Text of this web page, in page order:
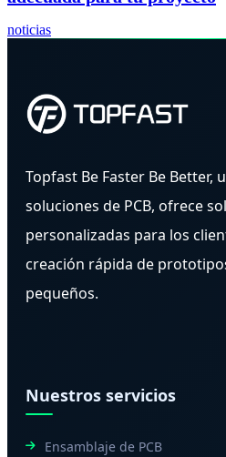
noticias
Topfast Be Faster Be
soluciones de PCB, ofrece
personalizadas para los
creación rápida de
pequeños.
Nuestros servicios
Ensamblaje de PCB